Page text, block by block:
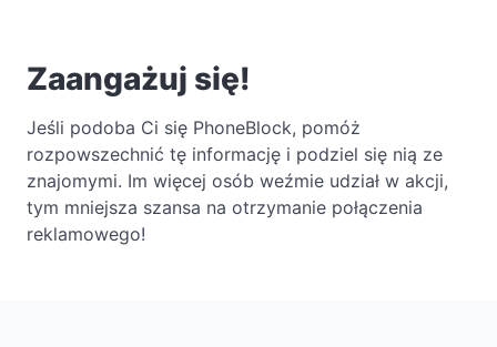
Zaangażuj się!
Jeśli podoba Ci się PhoneBlock, pomóż
rozpowszechnić tę informację i podziel się nią ze
znajomymi. Im więcej osób weźmie udział w akcji,
tym mniejsza szansa na otrzymanie połączenia
reklamowego!